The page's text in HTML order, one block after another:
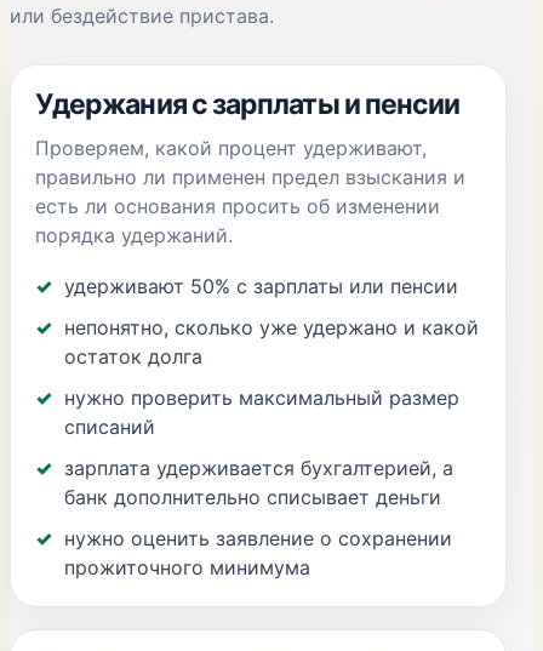
или бездействие пристава.
Удержания с зарплаты и пенсии
Проверяем, какой процент удерживают,
правильно ли применен предел взыскания и
есть ли основания просить об изменении
порядка удержаний.
удерживают 50% с зарплаты или пенсии
непонятно, сколько уже удержано и какой
остаток долга
нужно проверить максимальный размер
списаний
зарплата удерживается бухгалтерией, а
банк дополнительно списывает деньги
нужно оценить заявление о сохранении
прожиточного минимума